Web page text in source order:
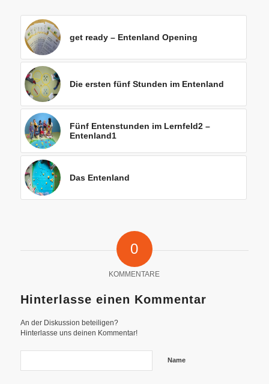
get ready – Entenland Opening
Die ersten fünf Stunden im Entenland
Fünf Entenstunden im Lernfeld2 –
Entenland1
Das Entenland
0
KOMMENTARE
Hinterlasse einen Kommentar
An der Diskussion beteiligen?
Hinterlasse uns deinen Kommentar!
Name